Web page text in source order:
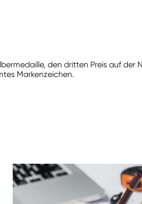
den dritten Preis auf der
Markenzeichen.